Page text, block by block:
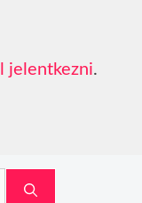
jelentkezni.